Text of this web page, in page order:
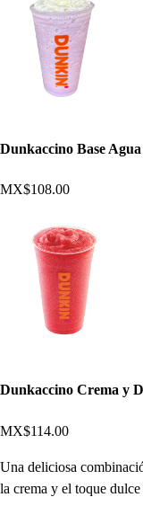
Dunkaccino Base Agua
MX$108.00
Dunkaccino Crema y
MX$114.00
Una deliciosa
la crema y el toque